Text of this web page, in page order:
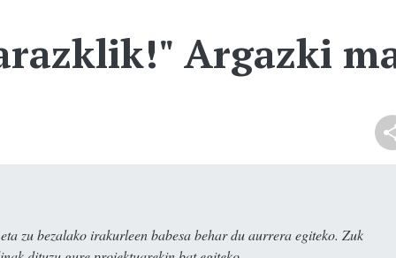
Argazki
zu bezalako irakurleen babesa behar du aurrera egiteko. Zuk